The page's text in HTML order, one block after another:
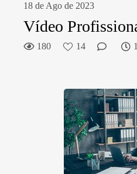
18 de Ago de 2023
Vídeo
180 14